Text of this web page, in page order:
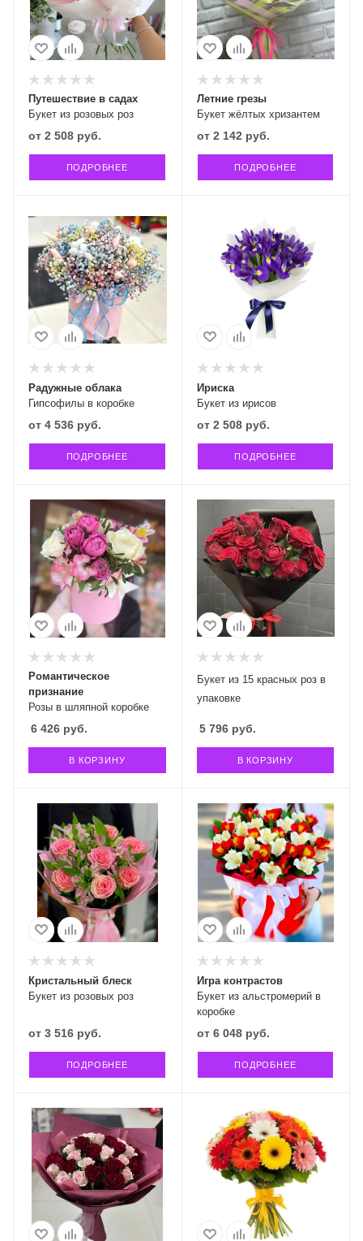
Букет из розовых роз
Путешествие в садах
от 2 508 руб.
ПОДРОБНЕЕ
Букет жёлтых хризантем
Летние грезы
от 2 142 руб.
ПОДРОБНЕЕ
Гипсофилы в коробке
Радужные облака
от 4 536 руб.
ПОДРОБНЕЕ
Букет из ирисов
Ириска
от 2 508 руб.
ПОДРОБНЕЕ
Розы в шляпной коробке
Романтическое
признание
6 426 руб.
В КОРЗИНУ
Букет из 15 красных роз в
упаковке
5 796руб.
В КОРЗИНУ
Букет из розовых роз
Кристальный блеск
от 3 516 руб.
ПОДРОБНЕЕ
Букет из альстромерий в
коробке
Игра контрастов
от 6 048 руб.
ПОДРОБНЕЕ